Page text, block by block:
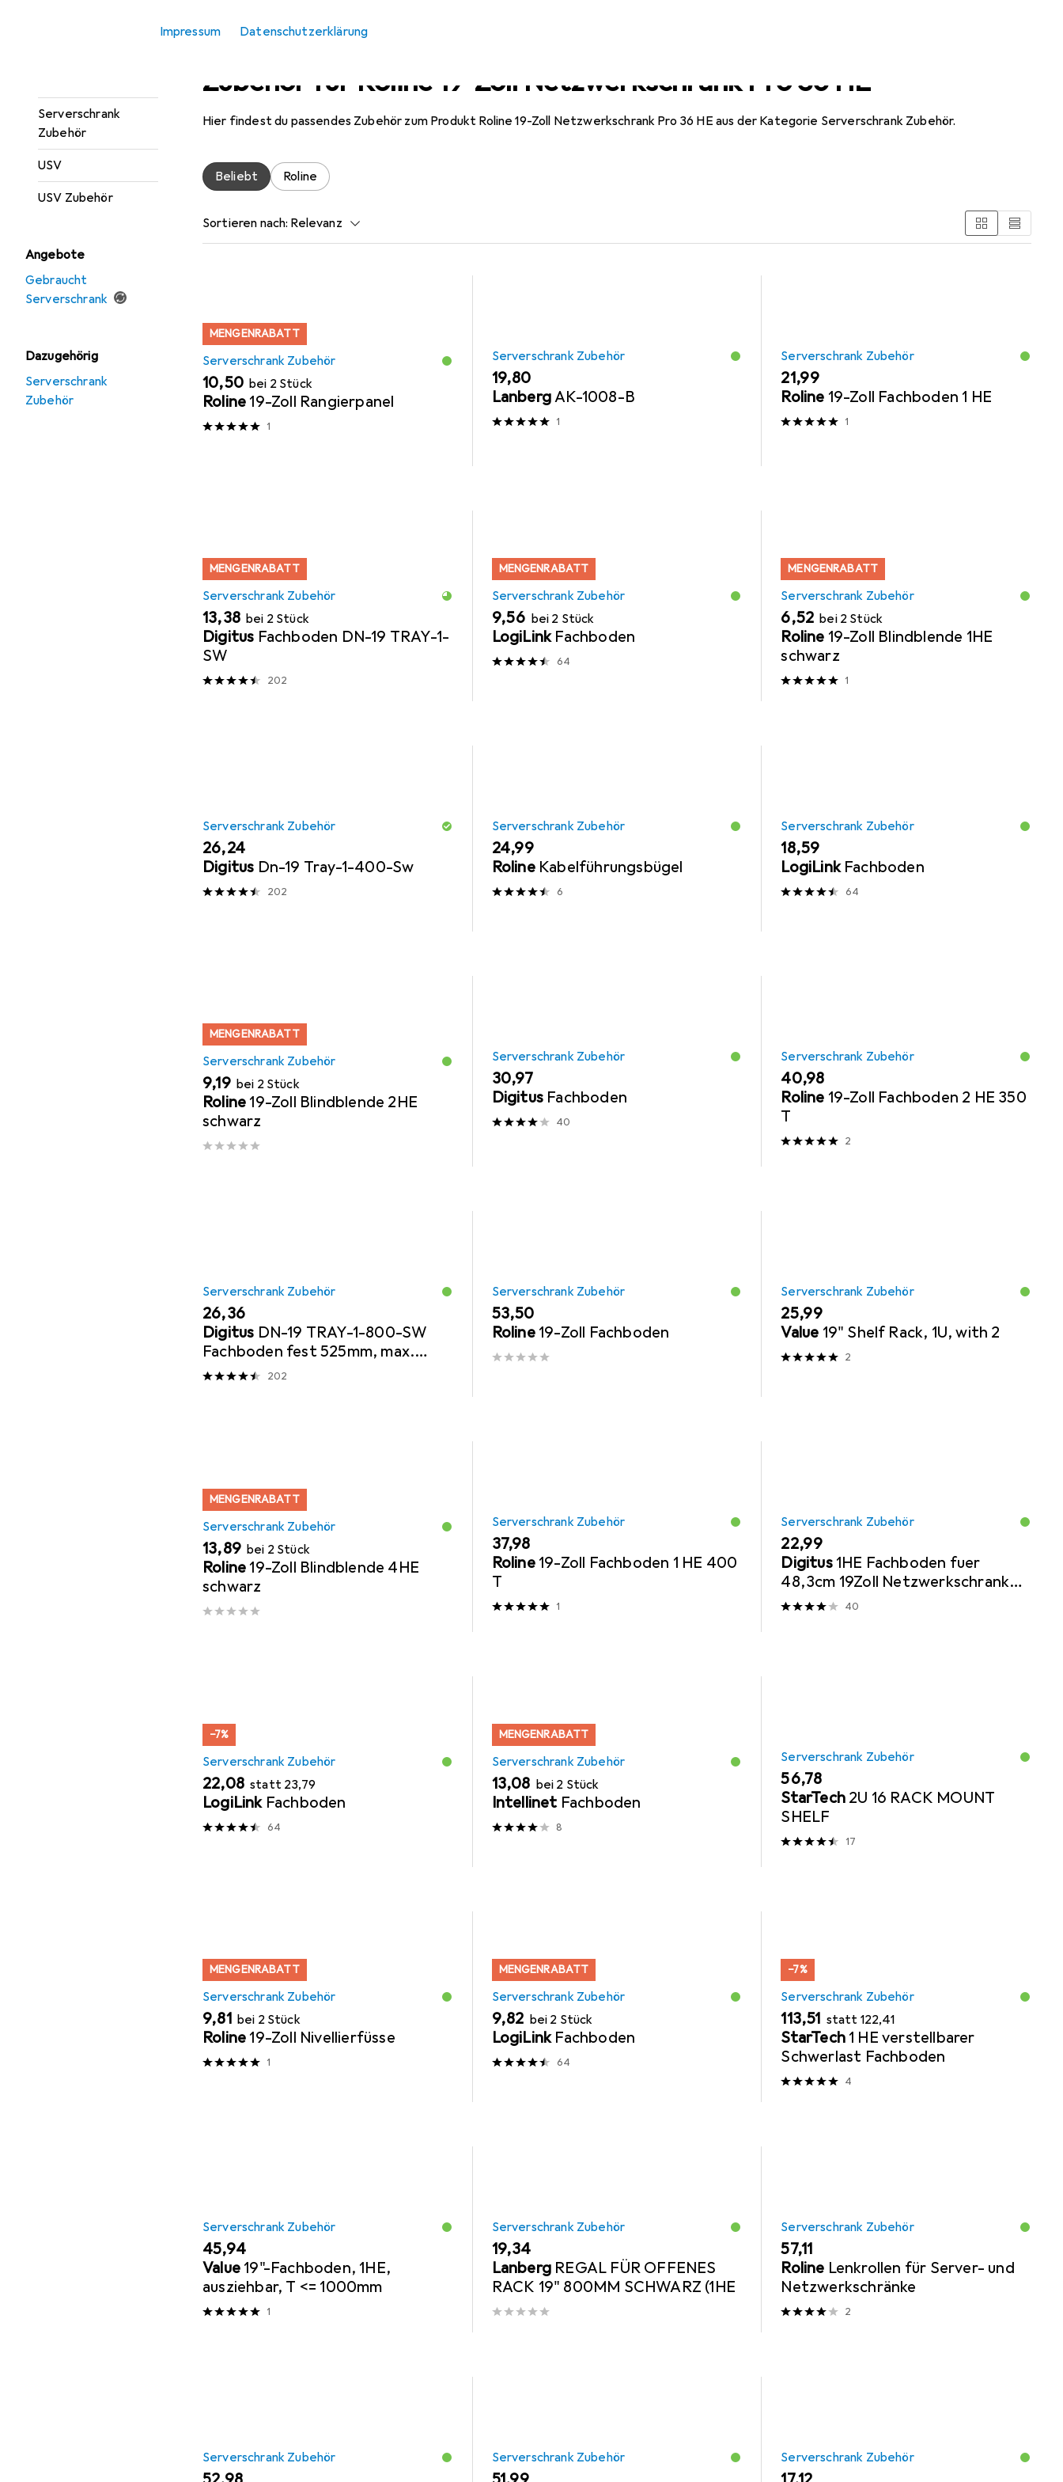
Impressum Datenschutzerklärung
Serverschrank
Zubehör
USV
USV Zubehör
Angebote
Gebraucht
Serverschrank
Dazugehörig
Serverschrank
Zubehör
Zubehör für Roline 19-Zoll Netzwerkschrank Pro 36 HE
Hier findest du passendes Zubehör zum Produkt Roline 19-Zoll Netzwerkschrank Pro 36 HE aus der Kategorie Serverschrank Zubehör.
Beliebt Roline
Sortieren nach: Relevanz
MENGENRABATT
Serverschrank Zubehör
EUR
10,50 bei 2 Stück
Roline 19-Zoll Rangierpanel
1
Serverschrank Zubehör
EUR
19,80
LanbergAK-1008-B
1
Serverschrank Zubehör
EUR
21,99
Roline 19-Zoll Fachboden 1 HE
1
MENGENRABATT
Serverschrank Zubehör
EUR
13,38 bei 2 Stück
Digitus Fachboden DN-19 TRAY-1-
SW
202
MENGENRABATT
Serverschrank Zubehör
EUR
9,56 bei 2 Stück
LogiLink Fachboden
64
MENGENRABATT
Serverschrank Zubehör
EUR
6,52 bei 2 Stück
Roline 19-Zoll Blindblende 1HE
schwarz
1
Serverschrank Zubehör
EUR
26,24
Digitus Dn-19 Tray-1-400-Sw
202
Serverschrank Zubehör
EUR
24,99
Roline Kabelführungsbügel
6
Serverschrank Zubehör
EUR
18,59
LogiLink Fachboden
64
MENGENRABATT
Serverschrank Zubehör
EUR
9,19 bei 2 Stück
Roline 19-Zoll Blindblende 2HE
schwarz
Serverschrank Zubehör
EUR
30,97
Digitus Fachboden
40
Serverschrank Zubehör
EUR
40,98
Roline 19-Zoll Fachboden 2 HE 350
T
2
Serverschrank Zubehör
EUR
26,36
Digitus DN-19 TRAY-1-800-SW
Fachboden fest 525mm, max.
50kg schwarz
202
Serverschrank Zubehör
EUR
53,50
Roline 19-Zoll Fachboden
Serverschrank Zubehör
EUR
25,99
Value 19" Shelf Rack, 1U, with 2
2
MENGENRABATT
Serverschrank Zubehör
EUR
13,89 bei 2 Stück
Roline 19-Zoll Blindblende 4HE
schwarz
Serverschrank Zubehör
EUR
37,98
Roline 19-Zoll Fachboden 1 HE 400
T
1
Serverschrank Zubehör
EUR
22,99
Digitus 1HE Fachboden fuer
48,3cm 19Zoll Netzwerkschrank
RAL9005 schwarz fuer 600mm
40
−7%
Serverschrank Zubehör
EUR
22,08 statt EUR
23,79
LogiLink Fachboden
64
MENGENRABATT
Serverschrank Zubehör
EUR
13,08 bei 2 Stück
Intellinet Fachboden
8
Serverschrank Zubehör
EUR
56,78
StarTech 2U 16 RACK MOUNT
SHELF
17
MENGENRABATT
Serverschrank Zubehör
EUR
9,81 bei 2 Stück
Roline 19-Zoll Nivellierfüsse
1
MENGENRABATT
Serverschrank Zubehör
EUR
9,82 bei 2 Stück
LogiLink Fachboden
64
−7%
Serverschrank Zubehör
EUR
113,51 statt EUR
122,41
StarTech 1 HE verstellbarer
Schwerlast Fachboden
4
Serverschrank Zubehör
EUR
45,94
Value 19"-Fachboden, 1HE,
ausziehbar, T <= 1000mm
1
Serverschrank Zubehör
EUR
19,34
Lanberg REGAL FÜR OFFENES
RACK 19" 800MM SCHWARZ (1HE
Serverschrank Zubehör
EUR
57,11
Roline Lenkrollen für Server- und
Netzwerkschränke
2
Serverschrank Zubehör Serverschrank Zubehör Serverschrank Zubehör